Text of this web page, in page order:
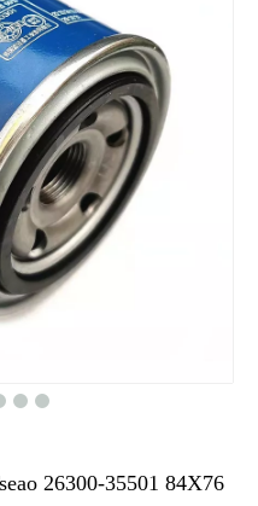
26300-35501 84X76